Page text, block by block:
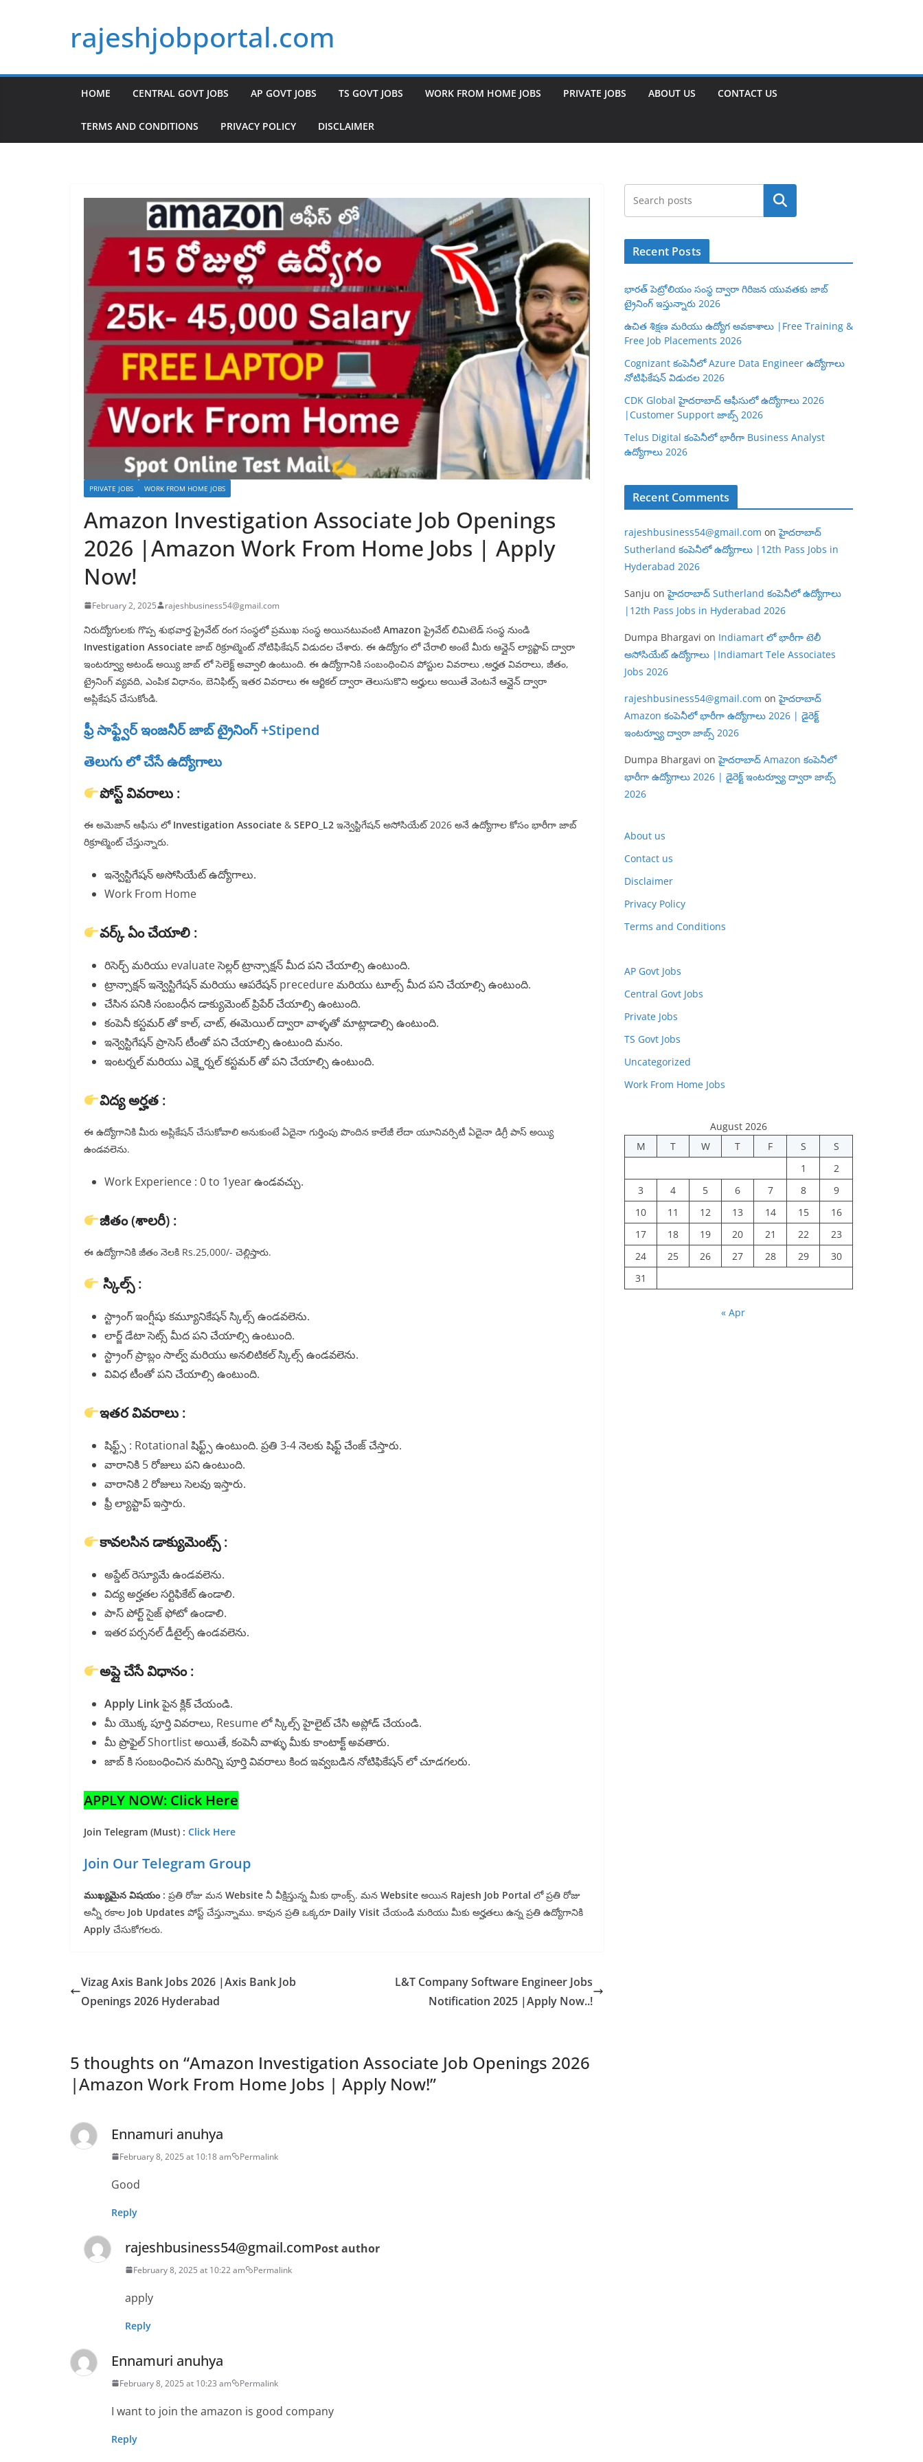
rajeshjobportal.com
HOME CENTRAL GOVT JOBS AP GOVT JOBS TS GOVT JOBS WORK FROM HOME JOBS PRIVATE JOBS ABOUT US CONTACT US
TERMS AND CONDITIONS PRIVACY POLICY DISCLAIMER
PRIVATE JOBS WORK FROM HOME JOBS
Amazon Investigation Associate Job Openings
2026 |Amazon Work From Home Jobs | Apply
Now!
February 2, 2025 rajeshbusiness54@gmail.com
నిరుద్యోగులకు గొప్ప శుభవార్త ప్రైవేట్ రంగ సంస్థలో ప్రముఖ సంస్థ అయినటువంటి Amazonప్రైవేట్ లిమిటెడ్ సంస్థ నుండి
Investigation Associate జాబ్ రిక్రూట్మెంట్ నోటిఫికేషన్ విడుదల చేశారు. ఈ ఉద్యోగం లో చేరాలి అంటే మీరు ఆన్లైన్ ల్యాప్టాప్ ద్వారా
ఇంటర్వ్యూ అటండ్ అయ్యి జాబ్ లో సెలెక్ట్ అవ్వాలి ఉంటుంది. ఈ ఉద్యోగానికి సంబంధించిన పోస్టుల వివరాలు ,అర్హత వివరాలు, జీతం,
ట్రైనింగ్ వ్యవది, ఎంపిక విధానం, బెనిఫిట్స్ ఇతర వివరాలు ఈ ఆర్టికల్ ద్వారా తెలుసుకొని అర్హులు అయితే వెంటనే ఆన్లైన్ ద్వారా
అప్లికేషన్ చేసుకోండి.
ఫ్రీ సాఫ్ట్వేర్ ఇంజనీర్ జాబ్ ట్రైనింగ్ +Stipend
తెలుగు లో చేసే ఉద్యోగాలు
పోస్ట్ వివరాలు :
ఈ అమెజాన్ ఆఫీసు లో Investigation Associate & SEPO_L2 ఇన్వెస్టిగేషన్ అసోసియేట్ 2026 అనే ఉద్యోగాల కోసం భారీగా జాబ్
రిక్రూట్మెంట్ చేస్తున్నారు.
ఇన్వెస్టిగేషన్ అసోసియేట్ ఉద్యోగాలు.
Work From Home
వర్క్ ఏం చేయాలి :
రిసెర్చ్ మరియు evaluate సెల్లర్ ట్రాన్సాక్షన్ మీద పని చేయాల్సి ఉంటుంది.
ట్రాన్సాక్షన్ ఇన్వెస్టిగేషన్ మరియు ఆపరేషన్ precedure మరియు టూల్స్ మీద పని చేయాల్సి ఉంటుంది.
చేసిన పనికి సంబంధీన డాక్యుమెంట్ ప్రిపేర్ చేయాల్సి ఉంటుంది.
కంపెనీ కస్టమర్ తో కాల్, చాట్, ఈమెయిల్ ద్వారా వాళ్ళతో మాట్లాడాల్సి ఉంటుంది.
ఇన్వెస్టిగేషన్ ప్రాసెస్ టీంతో పని చేయాల్సి ఉంటుంది మనం.
ఇంటర్నల్ మరియు ఎక్ష్టెర్నల్ కస్టమర్ తో పని చేయాల్సి ఉంటుంది.
విద్య అర్హత :
ఈ ఉద్యోగానికి మీరు అప్లికేషన్ చేసుకోవాలి అనుకుంటే ఏదైనా గుర్తింపు పొందిన కాలేజీ లేదా యూనివర్సిటీ ఏదైనా డిగ్రీ పాస్ అయ్యి
ఉండవలెను.
Work Experience : 0 to 1year ఉండవచ్చు.
జీతం (శాలరీ) :
ఈ ఉద్యోగానికి జీతం నెలకి Rs.25,000/- చెల్లిస్తారు.
స్కిల్స్ :
స్ట్రాంగ్ ఇంగ్షీషు కమ్యూనికేషన్ స్కిల్స్ ఉండవలెను.
లార్జ్ డేటా సెట్స్ మీద పని చేయాల్సి ఉంటుంది.
స్ట్రాంగ్ ప్రాబ్లం సాల్వ్ మరియు అనలిటికల్ స్కిల్స్ ఉండవలెను.
వివిధ టీంతో పని చేయాల్సి ఉంటుంది.
ఇతర వివరాలు :
షిఫ్ట్స్ : Rotational షిఫ్ట్స్ ఉంటుంది. ప్రతి 3-4 నెలకు షిఫ్ట్ చేంజ్ చేస్తారు.
వారానికి 5 రోజులు పని ఉంటుంది.
వారానికి 2 రోజులు సెలవు ఇస్తారు.
ఫ్రీ ల్యాప్టాప్ ఇస్తారు.
కావలసిన డాక్యుమెంట్స్ :
అప్డేట్ రెస్యూమే ఉండవలెను.
విద్య అర్హతల సర్టిఫికేట్ ఉండాలి.
పాస్ పోర్ట్ సైజ్ ఫోటో ఉండాలి.
ఇతర పర్సనల్ డీటైల్స్ ఉండవలెను.
అప్లై చేసే విధానం :
Apply Linkపైన క్లిక్ చేయండి.
మీ యొక్క పూర్తి వివరాలు, Resume లో స్కిల్స్ హైలైట్ చేసి అప్లోడ్ చేయండి.
మీ ప్రొఫైల్ Shortlist అయితే, కంపెనీ వాళ్ళు మీకు కాంటాక్ట్ అవతారు.
జాబ్ కి సంబంధించిన మరిన్ని పూర్తి వివరాలు కింద ఇవ్వబడిన నోటిఫికేషన్ లో చూడగలరు.
APPLY NOW: Click Here
Join Telegram (Must) : Click Here
Join Our Telegram Group
ముఖ్యమైన విషయం : ప్రతి రోజు మన Website నీ వీక్షిస్తున్న మీకు థాంక్స్. మన Website అయిన Rajesh Job Portal లో ప్రతి రోజు
అన్నీ రకాల Job Updates పోస్ట్ చేస్తున్నాము. కావున ప్రతి ఒక్కరూ Daily Visit చేయండి మరియు మీకు అర్హతలు ఉన్న ప్రతి ఉద్యోగానికి
Apply చేసుకోగలరు.
Vizag Axis Bank Jobs 2026 |Axis Bank Job
Openings 2026 Hyderabad
L&T Company Software Engineer Jobs
Notification 2025 |Apply Now..!
5 thoughts on “Amazon Investigation Associate Job Openings 2026
|Amazon Work From Home Jobs | Apply Now!”
Ennamuri anuhya
February 8, 2025 at 10:18 am Permalink
Good
Reply
rajeshbusiness54@gmail.comPost author
February 8, 2025 at 10:22 am Permalink
apply
Reply
Ennamuri anuhya
February 8, 2025 at 10:23 am Permalink
I want to join the amazon is good company
Reply
Search
Recent Posts
భారత్ పెట్రోలియం సంస్థ ద్వారా గిరిజన యువతకు జాబ్
ట్రైనింగ్ ఇస్తున్నారు 2026
ఉచిత శిక్షణ మరియు ఉద్యోగ అవకాశాలు |Free Training &
Free Job Placements 2026
Cognizant కంపెనీలో Azure Data Engineer ఉద్యోగాలు
నోటిఫికేషన్ విడుదల 2026
CDK Global హైదరాబాద్ ఆఫీసులో ఉద్యోగాలు 2026
|Customer Support జాబ్స్ 2026
Telus Digital కంపెనీలో భారీగా Business Analyst
ఉద్యోగాలు 2026
Recent Comments
rajeshbusiness54@gmail.com onహైదరాబాద్
Sutherland కంపెనీలో ఉద్యోగాలు |12th Pass Jobs in
Hyderabad 2026
Sanju onహైదరాబాద్ Sutherland కంపెనీలో ఉద్యోగాలు
|12th Pass Jobs in Hyderabad 2026
Dumpa Bhargavi on Indiamart లో భారీగా టెలీ
అసోసియేట్ ఉద్యోగాలు |Indiamart Tele Associates
Jobs 2026
rajeshbusiness54@gmail.com onహైదరాబాద్
Amazon కంపెనీలో భారీగా ఉద్యోగాలు 2026 | డైరెక్ట్
ఇంటర్వ్యూ ద్వారా జాబ్స్ 2026
Dumpa Bhargavi onహైదరాబాద్ Amazon కంపెనీలో
భారీగా ఉద్యోగాలు 2026 | డైరెక్ట్ ఇంటర్వ్యూ ద్వారా జాబ్స్
2026
About us
Contact us
Disclaimer
Privacy Policy
Terms and Conditions
AP Govt Jobs
Central Govt Jobs
Private Jobs
TS Govt Jobs
Uncategorized
Work From Home Jobs
August 2026
M
T W T F S
S
1
2
3
4 5 6 7 8
9
10
11 12 13 14 15
16
17
18 19 20 21 22
23
24
25 26 27 28 29
30
31
« Apr